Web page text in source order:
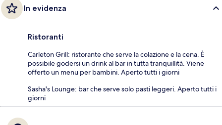
In evidenza
Ristoranti
Carleton Grill: ristorante che serve la colazione e la cena. È
possibile godersi un drink al bar in tutta tranquillità. Viene
offerto un menu per bambini. Aperto tutti i giorni
Sasha's Lounge: bar che serve solo pasti leggeri. Aperto tutti i
giorni